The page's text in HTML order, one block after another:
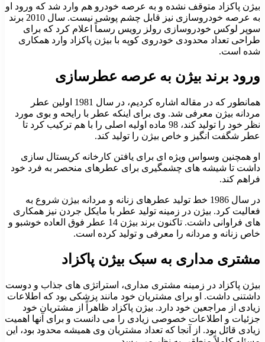
بیژن پاکزاد متوقف نشده و به عرصه خودرو هم وارد شد که ورود او
به عرصه خودروسازی نیز قابل چشم پوشی نیست. سال 2010 برند
سوپر لوکس خودروسازی رولز رویس رسماً اعلام کرد که برای
طراحی تعداد محدودی خودروی کوپه با بیژن پاکزاد وارد همکاری
شده است.
ورود برند بیژن به عرصه عطرسازی
همانطور که در مقاله اشاره کردیم، در سال 1981 اولین عطر
مردانه بیژن معرفی شد. وی برای اینکه عطر با رایحه و بوی مورد
نظر خود را تولید کند، 98 ماده اولیه اصلی را با هم ترکیب کرد تا
عطر شگفت انگیز و خاص بیژن را تولید کند.
او همچنین وسواس ویژه ای برای یافتن کارخانه کریستال سازی
داشت تا شیشه های چشمگیری برای عطرهای منحصر به فرد خود
فراهم کند.
در سال 1986 خط تولید عطرهای زنانه و مردانه بیژن شروع به
فعالیت کرد. بیژن در زمینه تولید عطر با مایکل جردن نیز همکاری
های فراوانی داشت. تاکنون برند بیژن 14 عطر فوق العاده خوشبو و
خاص زنانه و مردانه را معرفی و تولید کرده است.
مشتری مداری به سبک بیژن پاکزاد
بیژن پاکزاد در زمینه مشتری مداری، استراتژی های جذاب و دوست
داشتنی داشت. او برای مشتریان خود مانند پزشکی بود که اطلاعات
زیادی از مراجعین خود دارد. بیژن پاکزاد ظاهراً از مشتریان خود
جزئیات و اطلاعات خصوصی زیادی را می دانست و برای آنها اهمیت
زیادی قائل بود. از آنجا که تعداد مشتریان وی همیشه محدود بود، این